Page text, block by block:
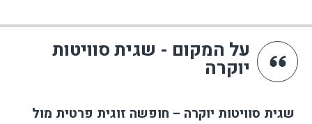
על המקום - שגית סוויטות
יוקרה
שגית סוויטות יוקרה – חופשה זוגית פרטית מול